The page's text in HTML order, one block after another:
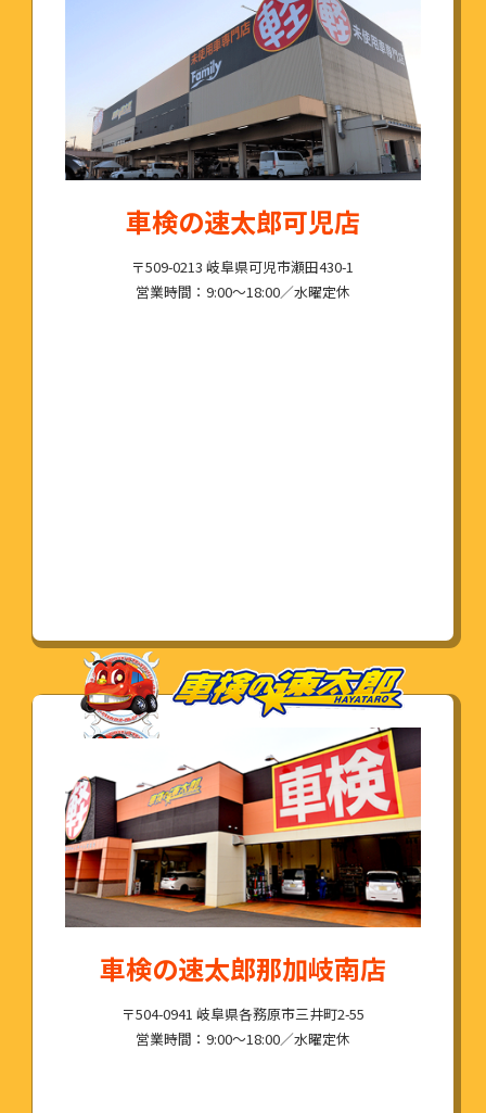
車検の速太郎可児店
〒509-0213 岐阜県可児市瀬田430-1
営業時間：9:00～18:00／水曜定休
車検の速太郎那加岐南店
〒504-0941 岐阜県各務原市三井町2-55
営業時間：9:00～18:00／水曜定休